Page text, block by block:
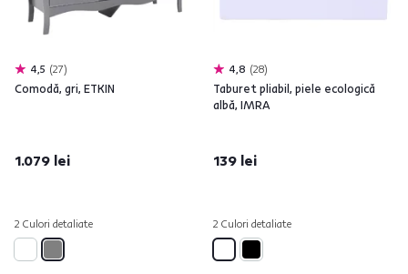
4,5 27
Comodă, gri, ETKIN
1.079 lei
2 Culori detaliate
4,8 28
Taburet pliabil, piele ecologică
albă, IMRA
139 lei
2 Culori detaliate